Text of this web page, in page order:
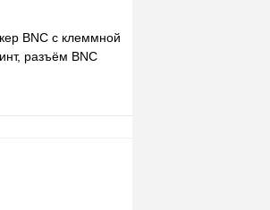
BNC с клеммной
разъём BNC